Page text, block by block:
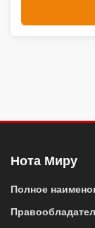
Нота Миру
Полное